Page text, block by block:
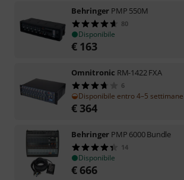
Behringer PMP 550M
80
Disponibile
€ 163
Omnitronic RM-1422 FXA
6
Disponibile entro 4–5 settimane
€ 364
Behringer PMP 6000 Bundle
14
Disponibile
€ 666